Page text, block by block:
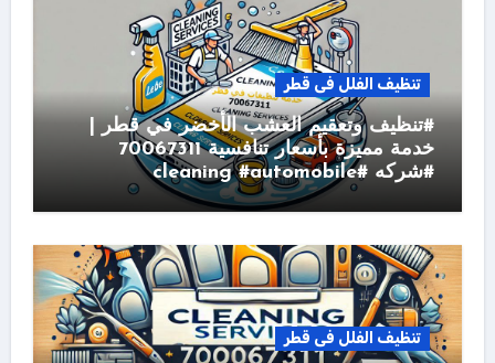
تنظيف الفلل فى قطر
#تنظيف وتعقيم العشب الأخضر في قطر |
خدمة مميزة بأسعار تنافسية 70067311
#شركه #cleaning #automobile
تنظيف الفلل فى قطر